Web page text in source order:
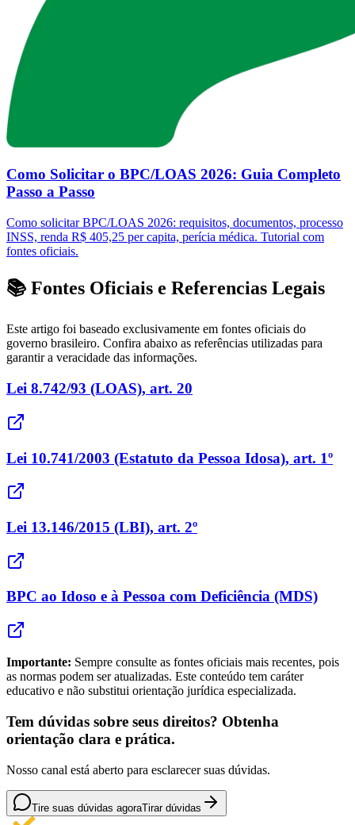
Como Solicitar o BPC/LOAS 2026: Guia Completo
Passo a Passo
Como solicitar BPC/LOAS 2026: requisitos, documentos, processo
INSS, renda R$ 405,25 per capita, perícia médica. Tutorial com
fontes oficiais.
📚 Fontes Oficiais e Referencias Legais
Este artigo foi baseado exclusivamente em fontes oficiais do
governo brasileiro. Confira abaixo as referências utilizadas para
garantir a veracidade das informações.
Lei 8.742/93 (LOAS), art. 20
Lei 10.741/2003 (Estatuto da Pessoa Idosa), art. 1º
Lei 13.146/2015 (LBI), art. 2º
BPC ao Idoso e à Pessoa com Deficiência (MDS)
Importante: Sempre consulte as fontes oficiais mais recentes, pois
as normas podem ser atualizadas. Este conteúdo tem caráter
educativo e não substitui orientação jurídica especializada.
Tem dúvidas sobre seus direitos? Obtenha
orientação clara e prática.
Nosso canal está aberto para esclarecer suas dúvidas.
Tire suas dúvidas agoraTirar dúvidas